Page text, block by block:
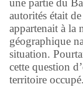
une partie du
autorités était
appartenait à la
géographique
situation.
cette question
territoire occupé.